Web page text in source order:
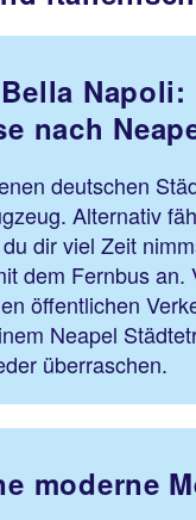
nach
deutschen
Alternativ
dir viel Zeit
dem Fernbus
öffentlichen
Neapel
überraschen.
moderne